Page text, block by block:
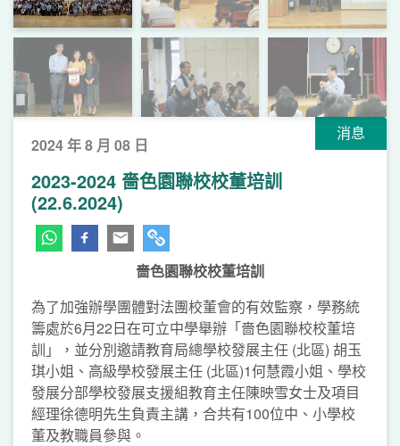
消息
2024 年 8 月 08 日
2023-2024 嗇色園聯校校董培訓
(22.6.2024)
嗇色園聯校校董培訓
為了加強辦學團體對法團校董會的有效監察，學務統
籌處於6月22日在可立中學舉辦「嗇色園聯校校董培
訓」，並分別邀請教育局總學校發展主任 (北區) 胡玉
琪小姐、高級學校發展主任 (北區)1何慧霞小姐、學校
發展分部學校發展支援組教育主任陳映雪女士及項目
經理徐德明先生負責主講，合共有100位中、小學校
董及教職員參與。